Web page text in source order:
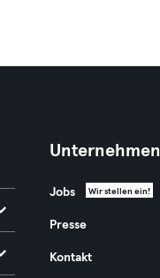
Unternehmen
Jobs Wir stellen ein!
Presse
Kontakt